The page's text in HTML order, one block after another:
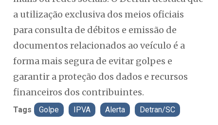
a utilização exclusiva dos meios oficiais
para consulta de débitos e emissão de
documentos relacionados ao veículo é a
forma mais segura de evitar golpes e
garantir a proteção dos dados e recursos
financeiros dos contribuintes.
Tags Golpe IPVA Alerta Detran/SC